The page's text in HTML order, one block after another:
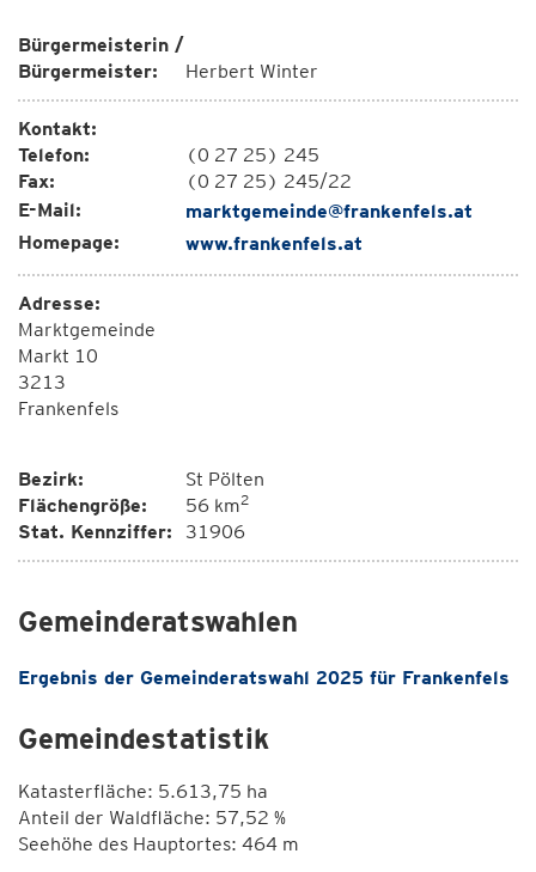
Bürgermeisterin /
Bürgermeister:
Herbert Winter
Kontakt:
Telefon:
(0 27 25) 245
Fax:
(0 27 25) 245/22
E-Mail:
marktgemeinde@frankenfels.at
Homepage:
www.frankenfels.at
Adresse:
Marktgemeinde
Markt 10
3213
Frankenfels
Bezirk:
St Pölten
Flächengröße:
56 km2
Stat. Kennziffer: 31906
Gemeinderatswahlen
Ergebnis der Gemeinderatswahl 2025 für Frankenfels
Gemeindestatistik
Katasterfläche: 5.613,75 ha
Anteil der Waldfläche: 57,52 %
Seehöhe des Hauptortes: 464 m